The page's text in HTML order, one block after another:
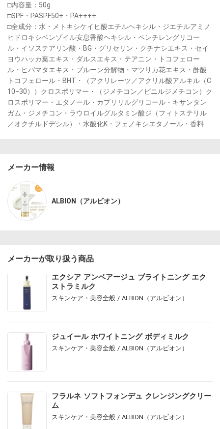
□内容量：50g
□SPF・PASPF50+・PA++++
□全成分：水・メトキシケイヒ酸エチルヘキシル・ジエチルアミノ
ヒドロキシベンゾイル安息香酸ヘキシル・ペンチレングリコー
ル・イソステアリン酸・BG・グリセリン・クチナシエキス・セイ
ヨウハッカ葉エキス・ダルスエキス・テアニン・トコフェロー
ル・ヒバマタエキス・プルーン分解物・マツリカ花エキス・酢酸
トコフェロール・BHT・（アクリレーツ／アクリル酸アルキル（C
10−30））クロスポリマー・（ジメチコン／ビニルジメチコン）ク
ロスポリマー・エタノール・カプリリルグリコール・キサンタン
ガム・ジメチコン・ラウロイルグルタミン酸ジ（フィトステリル
／オクチルドデシル）・水酸化K・フェノキシエタノール・香料
メーカー情報
ALBION（アルビオン）
メーカーが取り扱う商品
エクシア アンベアージュ ブライトニング エク
ストラミルク
スキンケア・美容全般 / ALBION（アルビオン）
ジュイール ホワイトニング ボディミルク
スキンケア・美容全般 / ALBION（アルビオン）
フラルネ ソフトフォンデュ クレンジングクリー
ム
スキンケア・美容全般 / ALBION（アルビオン）